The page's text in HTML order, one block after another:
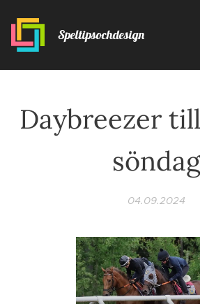
Speltipsochdesign
Daybreezer
söndag
04.09.2024